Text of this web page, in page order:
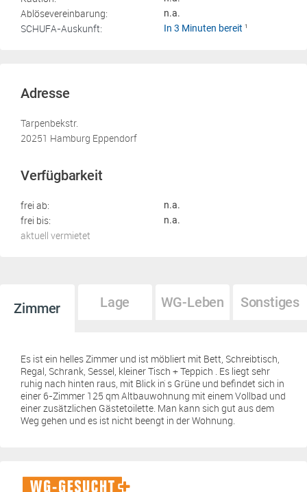
Ablösevereinbarung: n.a.
SCHUFA-Auskunft: In 3 Minuten bereit 1
Adresse
Tarpenbekstr.
20251 Hamburg Eppendorf
Verfügbarkeit
frei ab: n.a.
frei bis: n.a.
aktuell vermietet
Zimmer Lage WG-Leben Sonstiges
Es ist ein helles Zimmer und ist möbliert mit Bett, Schreibtisch,
Regal, Schrank, Sessel, kleiner Tisch + Teppich . Es liegt sehr
ruhig nach hinten raus, mit Blick in ́s Grüne und befindet sich in
einer 6-Zimmer 125 qm Altbauwohnung mit einem Vollbad und
einer zusätzlichen Gästetoilette. Man kann sich gut aus dem
Weg gehen und es ist nicht beengt in der Wohnung.
WG-